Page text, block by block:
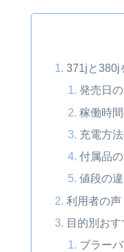
371jと380j
発売日
稼働時
充電方
付属品
値段の
利用者の声
目的別おす
ブラー